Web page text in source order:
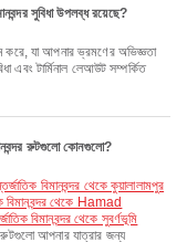
সুবিধা উপলব্ধ রয়েছে?
এবং টার্মিনাল লেআউট সম্পর্কিত
রুটগুলো কোনগুলো?
বিমানবন্দর থেকে কুয়ালালামপুর
বিমানবন্দর থেকে Hamad
বিমানবন্দর থেকে সুবর্ণভূমি
আপনার যাত্রার জন্য